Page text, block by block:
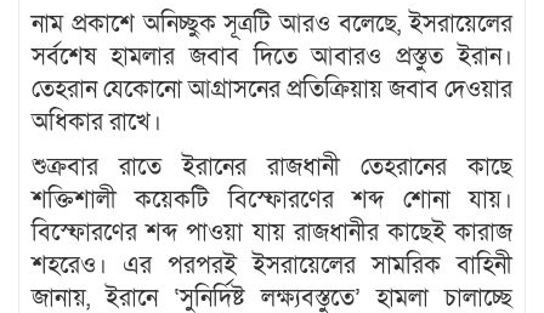
নাম প্রকাশে অনিচ্ছুক সূত্রটি আরও বলেছে, ইসরায়েলের
সর্বশেষ হামলার জবাব দিতে আবারও প্রস্তুত ইরান।
তেহরান যেকোনো আগ্রাসনের প্রতিক্রিয়ায় জবাব দেওয়ার
অধিকার রাখে।
শুক্রবার রাতে ইরানের রাজধানী তেহরানের কাছে
শক্তিশালী কয়েকটি বিস্ফোরণের শব্দ শোনা যায়।
বিস্ফোরণের শব্দ পাওয়া যায় রাজধানীর কাছেই কারাজ
শহরেও। এর পরপরই ইসরায়েলের সামরিক বাহিনী
জানায়, ইরানে ‘সুনির্দিষ্ট লক্ষ্যবস্তুতে’ হামলা চালাচ্ছে